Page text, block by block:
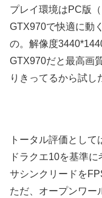
プレイ環境はPC版
GTX970で快適に動
の。解像度
GTX970だと最高画
りきってるから試し
トータル評価として
ドラクエ10を基準
サシンクリードを
ただ、オープンワー